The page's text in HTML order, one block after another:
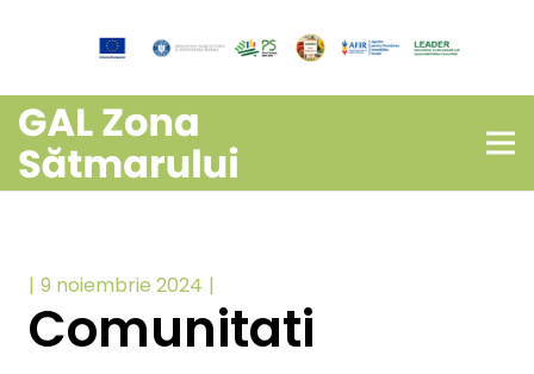
9 noiembrie 2024
Comunitati